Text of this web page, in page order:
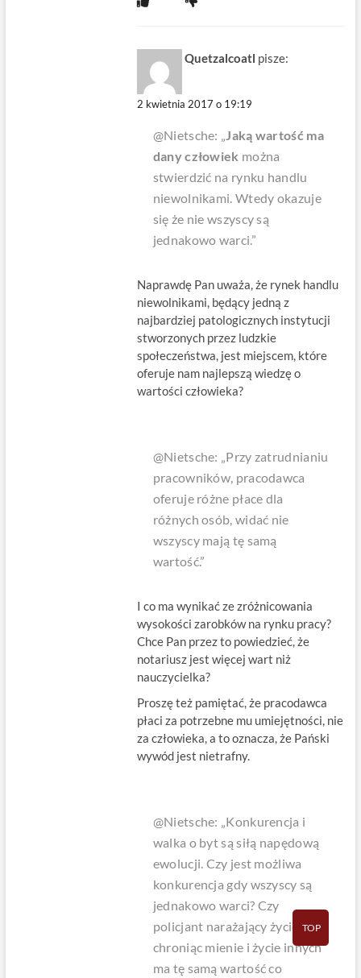
Quetzalcoatl pisze:
2 kwietnia 2017 o 19:19
@Nietsche: „Jaką wartość ma
dany człowiek można
stwierdzić na rynku handlu
niewolnikami. Wtedy okazuje
się że nie wszyscy są
jednakowo warci.”
Naprawdę Pan uważa, że rynek handlu
niewolnikami, będący jedną z
najbardziej patologicznych instytucji
stworzonych przez ludzkie
społeczeństwa, jest miejscem, które
oferuje nam najlepszą wiedzę o
wartości człowieka?
@Nietsche: „Przy zatrudnianiu
pracowników, pracodawca
oferuje różne płace dla
różnych osób, widać nie
wszyscy mają tę samą
wartość.”
I co ma wynikać ze zróżnicowania
wysokości zarobków na rynku pracy?
Chce Pan przez to powiedzieć, że
notariusz jest więcej wart niż
nauczycielka?
Proszę też pamiętać, że pracodawca
płaci za potrzebne mu umiejętności, nie
za człowieka, a to oznacza, że Pański
wywód jest nietrafny.
@Nietsche: „Konkurencja i
walka o byt są siłą napędową
ewolucji. Czy jest możliwa
konkurencja gdy wszyscy są
jednakowo warci? Czy
policjant narażający życie,
chroniąc mienie i życie innych
ma tę samą wartość co
TOP